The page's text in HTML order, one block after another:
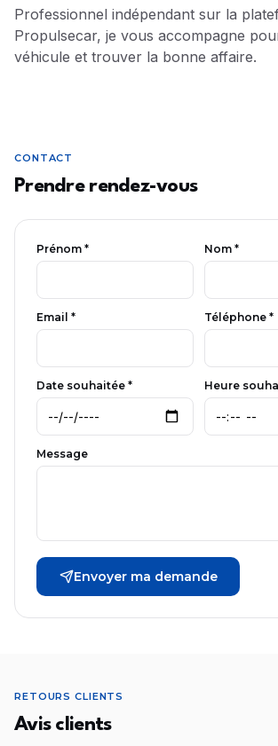
Professionnel indépendant sur la
Propulsecar, je vous accompagne
véhicule et trouver la bonne affaire.
CONTACT
Prendre rendez-vous
Prénom * Nom *
Email * Téléphone *
Date souhaitée * Heure
Message
Envoyer ma demande
RETOURS CLIENTS
Avis clients